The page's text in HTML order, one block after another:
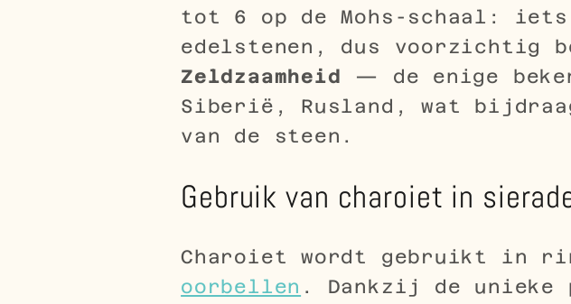
tot 6 op de Mohs-schaal:
edelstenen, dus voorzichtig
Zeldzaamheid — de enige
Siberië, Rusland, wat
van de steen.
Gebruik van charoiet in
Charoiet wordt gebruikt in
oorbellen . Dankzij de unieke